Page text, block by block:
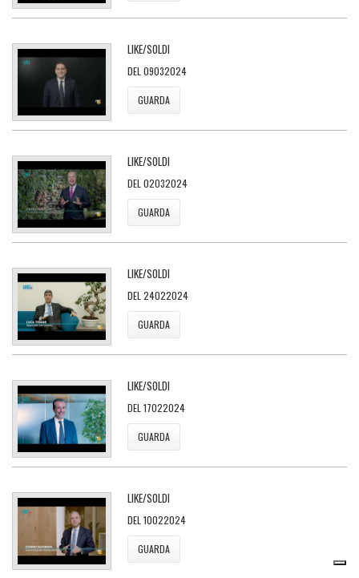
LIKE/SOLDI
DEL 09032024
GUARDA
LIKE/SOLDI
DEL 02032024
GUARDA
LIKE/SOLDI
DEL 24022024
GUARDA
LIKE/SOLDI
DEL 17022024
GUARDA
LIKE/SOLDI
DEL 10022024
GUARDA